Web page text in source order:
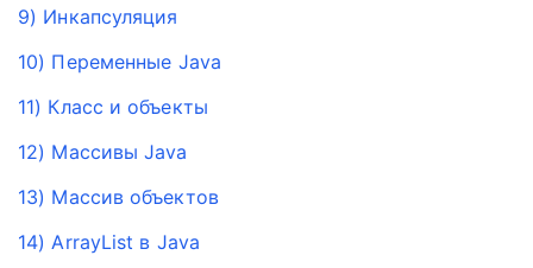
9) Инкапсуляция
10) Переменные Java
11) Класс и объекты
12) Массивы Java
13) Массив объектов
14) ArrayList в Java